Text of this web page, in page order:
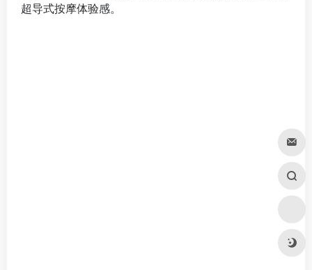
超导式按摩体验感。
成分，由内而外紧致滋养肌肤，提高弹性，为肌肤带来